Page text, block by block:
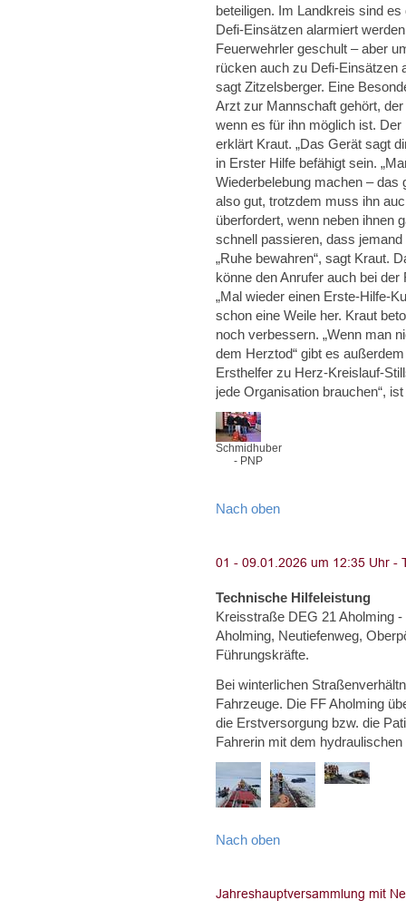
beteiligen. Im Landkreis sind
Defi-Einsätzen alarmiert
Feuerwehrler geschult – aber
rücken auch zu Defi-Einsätzen
sagt Zitzelsberger. Eine
Arzt zur Mannschaft gehört,
wenn es für ihn möglich ist.
erklärt Kraut. „Das Gerät sagt
in Erster Hilfe befähigt sein.
Wiederbelebung machen – das
also gut, trotzdem muss ihn
überfordert, wenn neben ihnen
schnell passieren, dass
„Ruhe bewahren“, sagt Kraut.
könne den Anrufer auch bei
„Mal wieder einen Erste-Hilfe-
schon eine Weile her. Kraut
noch verbessern. „Wenn man
dem Herztod“ gibt es
Ersthelfer zu Herz-Kreislauf-
jede Organisation brauchen“,
Schmidhuber
- PNP
Nach oben
Technische Hilfeleistung
Kreisstraße DEG 21 Aholming
Aholming, Neutiefenweg,
Führungskräfte.
Bei winterlichen
Fahrzeuge. Die FF Aholming
die Erstversorgung bzw. die
Fahrerin mit dem
Nach oben